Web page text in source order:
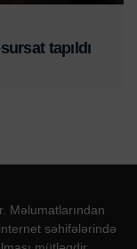
tapıldı
Məlumatlarından
səhifələrində